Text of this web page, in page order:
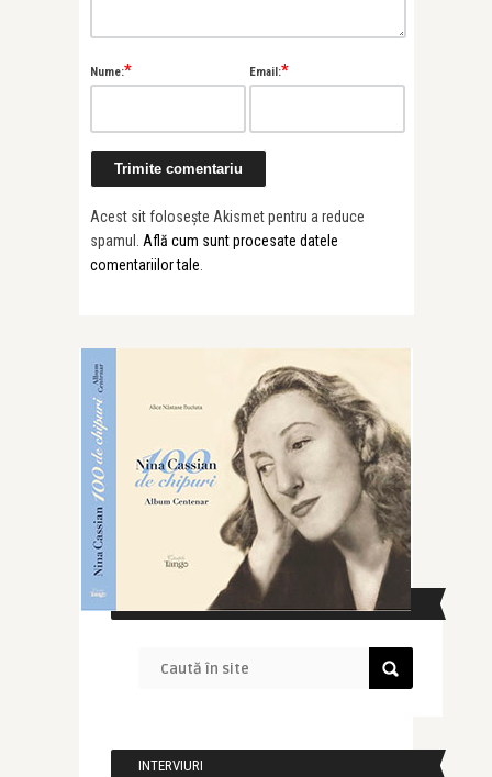
Nume:* Email:*
Acest sit folosește Akismet pentru a reduce
spamul. Află cum sunt procesate datele
comentariilor tale
CAUTĂ ÎN SITE
INTERVIURI